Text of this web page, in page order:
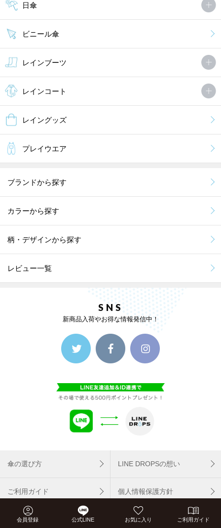
日傘
ビニール傘
レインブーツ
レインコート
レイングッズ
プレイウエア
ブランドから探す
カラーから探す
柄・デザインから探す
レビュー一覧
SNS
新商品入荷やお得な情報発信中！
傘の選び方 LINE DROPSの想い
ご利用ガイド 個人情報保護方針
FAQ お問い合わせ
会員登録 公式LINE お気に入り ご利用ガイド